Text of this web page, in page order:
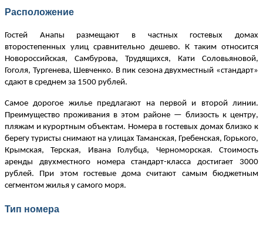
Расположение
Гостей Анапы размещают в частных гостевых домах
второстепенных улиц сравнительно дешево. К таким относится
Новороссийская, Самбурова, Трудящихся, Кати Соловьяновой,
Гоголя, Тургенева, Шевченко. В пик сезона двухместный «стандарт»
сдают в среднем за 1500 рублей.
Самое дорогое жилье предлагают на первой и второй линии.
Преимущество проживания в этом районе — близость к центру,
пляжам и курортным объектам. Номера в гостевых домах близко к
берегу туристы снимают на улицах Таманская, Гребенская, Горького,
Крымская, Терская, Ивана Голубца, Черноморская. Стоимость
аренды двухместного номера стандарт-класса достигает 3000
рублей. При этом гостевые дома считают самым бюджетным
сегментом жилья у самого моря.
Тип номера